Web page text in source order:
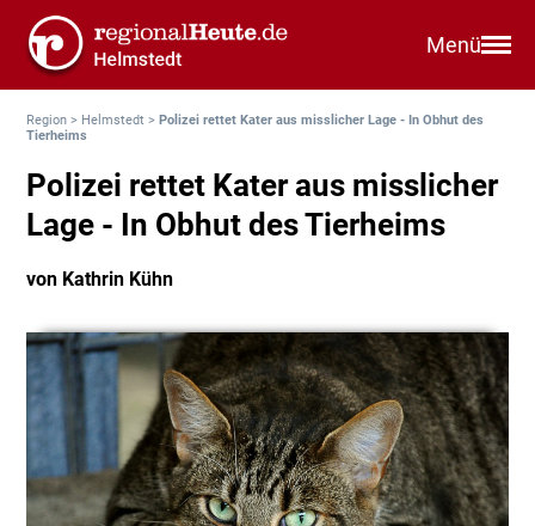
Menü
Region > Helmstedt >Polizei rettet Kater aus misslicher Lage - In Obhut des
Tierheims
Polizei rettet Kater aus misslicher
Lage - In Obhut des Tierheims
von Kathrin Kühn